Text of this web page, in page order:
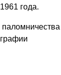
года.